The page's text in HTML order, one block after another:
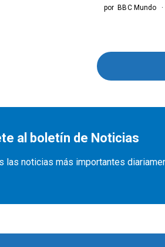
por BBC Mundo
al boletín de Noticias
las noticias más importantes